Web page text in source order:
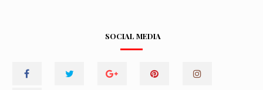
SOCIAL MEDIA